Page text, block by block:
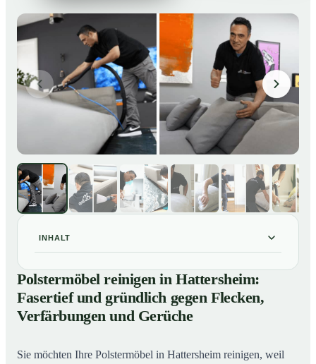
INHALT
Polstermöbel reinigen in Hattersheim: Fasertief und
gründlich gegen Flecken, Verfärbungen und Gerüche
02So reinigen unsere Profis Polstermöbel in Hattersheim
Polstermöbel reinigen in Hattersheim:
Fasertief und gründlich gegen Flecken,
Verfärbungen und Gerüche
Sie möchten Ihre Polstermöbel in Hattersheim reinigen, weil